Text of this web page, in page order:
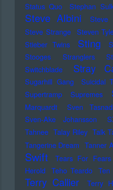
Status Quo
Stephan
Steve Albini Steve
Steve Strange Steven
Stieber Twins Sting
Stooges
Stranglers
Switchblade
Stray
Sugarhill Gang
Suicidal
Supertramp
Supremes
Marquardt
Sven
Sven-Ake Johansson
Tahnee Talay Riley Talk
Tangerine Dream Tanner
Swift
Tears For Fears
Herold
Teho Teardo
Terry Callier Terry